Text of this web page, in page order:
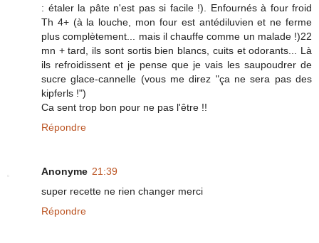
: étaler la pâte n'est pas si facile !). Enfournés à four froid
Th 4+ (à la louche, mon four est antédiluvien et ne ferme
plus complètement... mais il chauffe comme un malade !)22
mn + tard, ils sont sortis bien blancs, cuits et odorants... Là
ils refroidissent et je pense que je vais les saupoudrer de
sucre glace-cannelle (vous me direz "ça ne sera pas des
kipferls !")
Ca sent trop bon pour ne pas l'être !!
Répondre
Anonyme 21:39
super recette ne rien changer merci
Répondre